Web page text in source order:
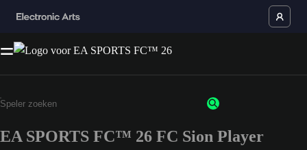
EA SPORTS FC™ 26 FC Sion Player